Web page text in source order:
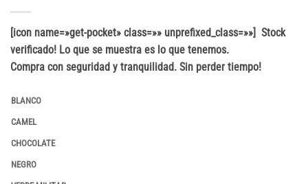
[icon name=»get-pocket» class=»» unprefixed_class=»»] Stock
verificado! Lo que se muestra es lo que tenemos.
Compra con seguridad y tranquilidad. Sin perder tiempo!
BLANCO
CAMEL
CHOCOLATE
NEGRO